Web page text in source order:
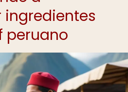
peruano